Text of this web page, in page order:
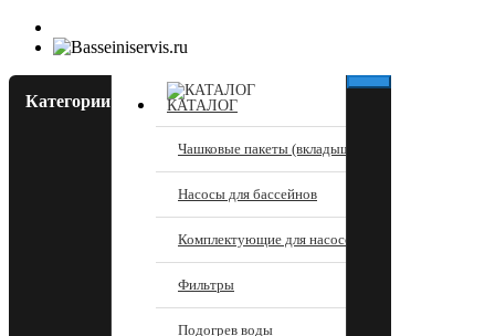
Категории КАТАЛОГ
Чашковые пакеты (вкладыши)
Насосы для бассейнов
Комплектующие для насосов
Фильтры
Подогрев воды